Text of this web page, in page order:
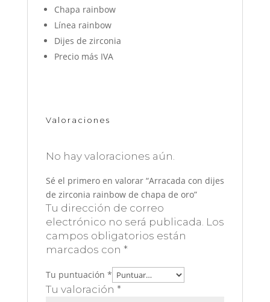
Chapa rainbow
Línea rainbow
Dijes de zirconia
Precio más IVA
Valoraciones
No hay valoraciones aún.
Sé el primero en valorar “Arracada con dijes
de zirconia rainbow de chapa de oro”
Tu dirección de correo
electrónico no será publicada. Los
campos obligatorios están
marcados con *
Tu puntuación *
Tu valoración *